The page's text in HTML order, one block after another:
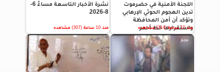
اللجنة الأمنية في حضرموت
تدين الهجوم الحوثي الإرهابي
وتؤكد أن أمن المحافظة
واستقرارها خط أحمر
منذ 10 ساعة (314) مشاهده
نشرة الأخبار التاسعة مساءً 6-
8-2026
منذ 10 ساعة (307) مشاهده